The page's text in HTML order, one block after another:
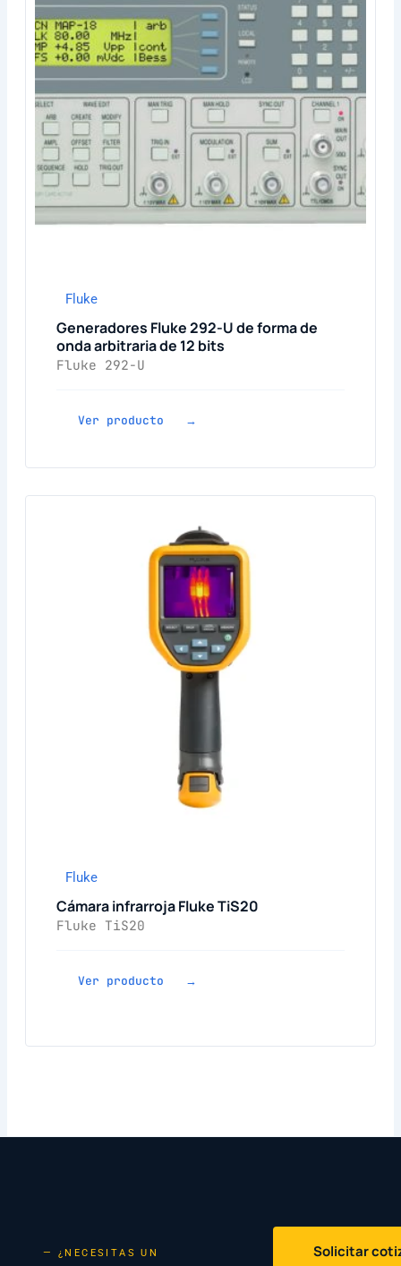
Fluke
Generadores Fluke 292-U de forma de
onda arbitraria de 12 bits
Fluke 292-U
Ver producto →
Fluke
Cámara infrarroja Fluke TiS20
Fluke TiS20
Ver producto →
— ¿NECESITAS UN
Solicitar